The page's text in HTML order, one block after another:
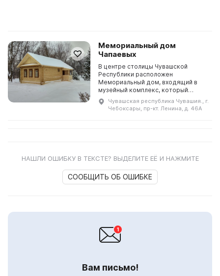
Мемориальный дом
Чапаевых
В центре столицы Чувашской
Республики расположен
Мемориальный дом, входящий в
музейный комплекс, который
включает в себя сквер Чапаева,
здание музея В. И. Чапаева,
Мемориальный дом Чапаевых,
Чувашская республика Чувашия., г.
Чебоксары, пр-кт. Ленина, д. 46А
НАШЛИ ОШИБКУ В ТЕКСТЕ? ВЫДЕЛИТЕ ЕЁ И НАЖМИТЕ
СООБЩИТЬ ОБ ОШИБКЕ
Вам письмо!